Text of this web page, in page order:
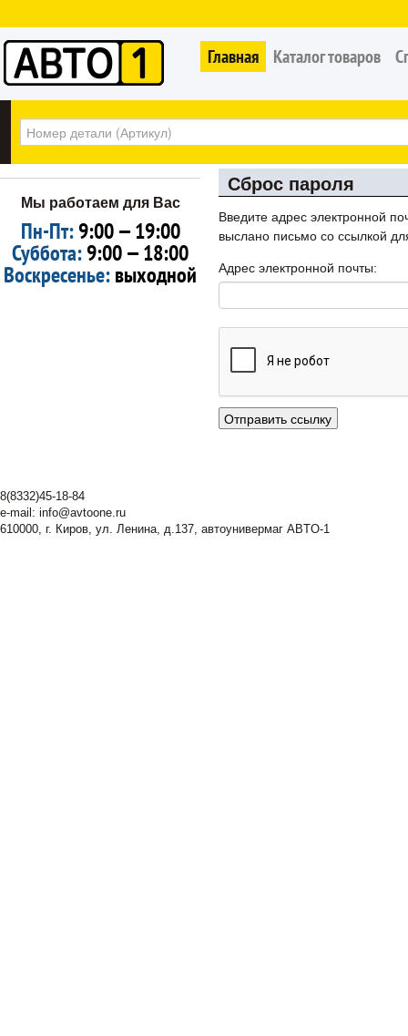
Главная Каталог товаров
Мы работаем для Вас
Пн-Пт:9:00 — 19:00
Суббота:9:00 — 18:00
Воскресенье:выходной
Сброс пароля
Введите адрес электронной
выслано письмо со ссылкой
Адрес электронной почты:
8(8332)45-18-84
e-mail: info@avtoone.ru
610000, г. Киров, ул. Ленина, д.137, автоунивермаг ABTO-1